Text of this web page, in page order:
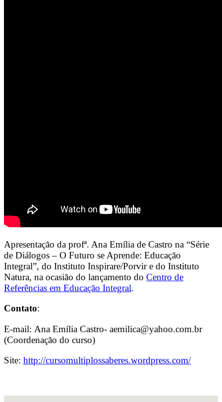
Apresentação da profª. Ana Emília de Castro na “Série
de Diálogos – O Futuro se Aprende: Educação
Integral”, do Instituto Inspirare/Porvir e do Instituto
Natura, na ocasião do lançamento do Centro de
Referências em Educação Integral.
Contato:
E-mail: Ana Emília Castro- aemilica@yahoo.com.br
(Coordenação do curso)
Site: http://cursomultiplossaberes.wordpress.com/